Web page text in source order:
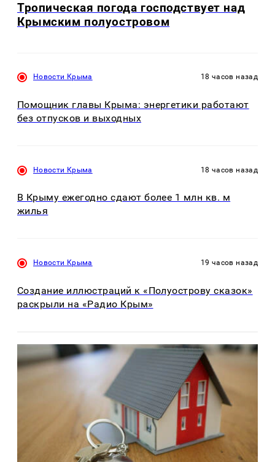
Тропическая погода господствует над
Крымским полуостровом
Новости Крыма 18 часов назад
Помощник главы Крыма: энергетики работают
без отпусков и выходных
Новости Крыма 18 часов назад
В Крыму ежегодно сдают более 1 млн кв. м
жилья
Новости Крыма 19 часов назад
Создание иллюстраций к «Полуострову сказок»
раскрыли на «Радио Крым»